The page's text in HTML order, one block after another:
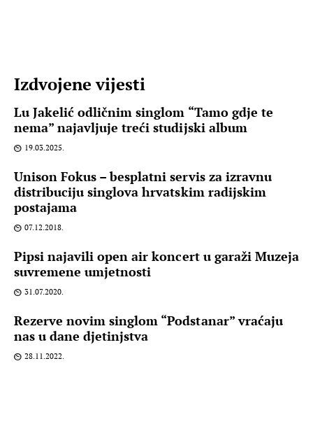
Izdvojene vijesti
Lu Jakelić odličnim singlom “Tamo gdje te
nema” najavljuje treći studijski album
19.03.2025.
Unison Fokus – besplatni servis za izravnu
distribuciju singlova hrvatskim radijskim
postajama
07.12.2018.
Pipsi najavili open air koncert u garaži Muzeja
suvremene umjetnosti
31.07.2020.
Rezerve novim singlom “Podstanar” vraćaju
nas u dane djetinjstva
28.11.2022.